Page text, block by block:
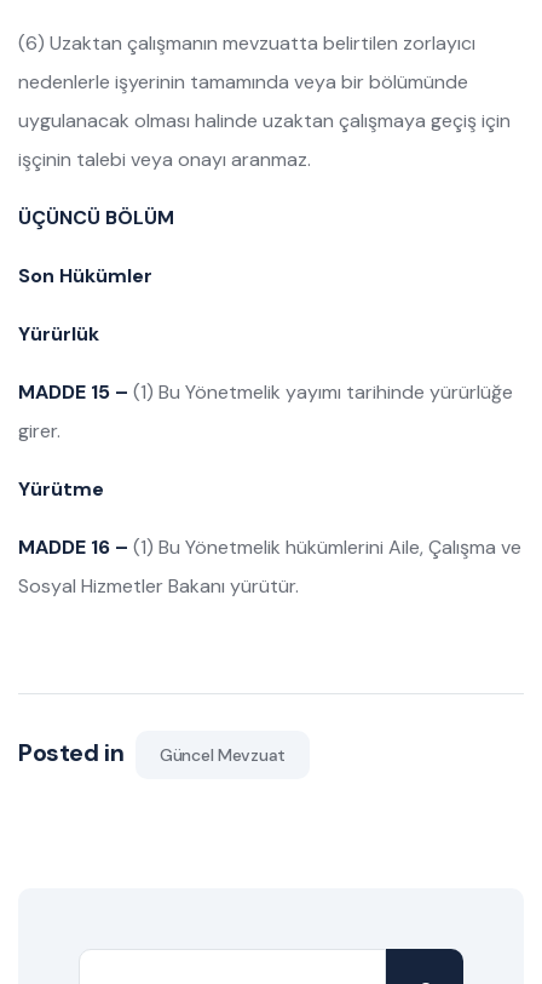
(6) Uzaktan çalışmanın mevzuatta belirtilen zorlayıcı
nedenlerle işyerinin tamamında veya bir bölümünde
uygulanacak olması halinde uzaktan çalışmaya geçiş için
işçinin talebi veya onayı aranmaz.
ÜÇÜNCÜ BÖLÜM
Son Hükümler
Yürürlük
MADDE 15 – (1) Bu Yönetmelik yayımı tarihinde yürürlüğe
girer.
Yürütme
MADDE 16 – (1) Bu Yönetmelik hükümlerini Aile, Çalışma ve
Sosyal Hizmetler Bakanı yürütür.
Posted in Güncel Mevzuat